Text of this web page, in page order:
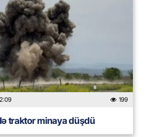
199
traktor minaya düşdü